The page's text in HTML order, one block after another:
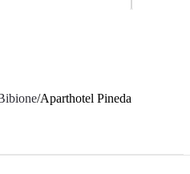
/Aparthotel Pineda